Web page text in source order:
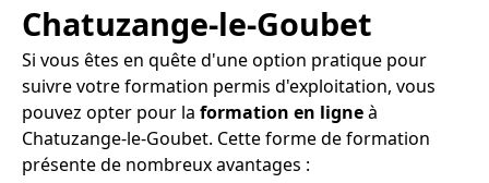
Chatuzange-le-Goubet
Si vous êtes en quête d'une option pratique pour
suivre votre formation permis d'exploitation, vous
pouvez opter pour la formation en ligneà
Chatuzange-le-Goubet. Cette forme de formation
présente de nombreux avantages :